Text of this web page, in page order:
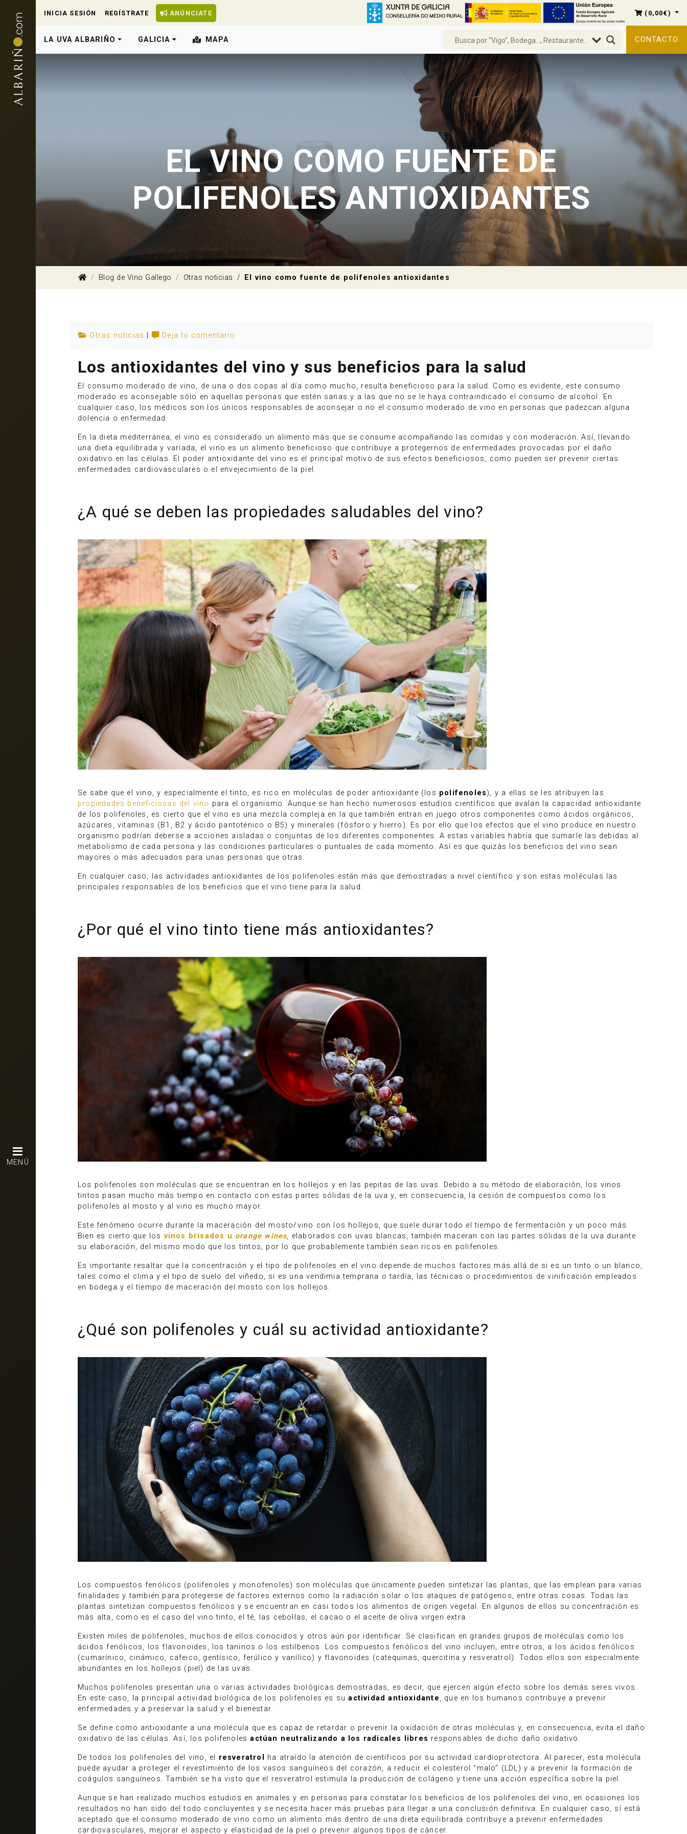
MENÚ
INICIA SESIÓN REGÍSTRATE ANÚNCIATE ( 0,00€ )
LA UVA ALBARIÑO GALICIA MAPA CONTACTO
EL VINO COMO FUENTE DE
POLIFENOLES ANTIOXIDANTES
Blog de Vino Gallego Otras noticias El vino como fuente de polifenoles antioxidantes
Otras noticias Deja tu comentario
Los antioxidantes del vino y sus beneficios para la salud
El consumo moderado de vino, de una o dos copas al día como mucho, resulta beneficioso para la salud. Como es evidente, este consumo
moderado es aconsejable sólo en aquellas personas que estén sanas y a las que no se le haya contraindicado el consumo de alcohol. En
cualquier caso, los médicos son los únicos responsables de aconsejar o no el consumo moderado de vino en personas que padezcan alguna
dolencia o enfermedad.
En la dieta mediterránea, el vino es considerado un alimento más que se consume acompañando las comidas y con moderación. Así, llevando
una dieta equilibrada y variada, el vino es un alimento beneficioso que contribuye a protegernos de enfermedades provocadas por el daño
oxidativo en las células. El poder antioxidante del vino es el principal motivo de sus efectos beneficiosos, como pueden ser prevenir ciertas
enfermedades cardiovasculares o el envejecimiento de la piel.
¿A qué se deben las propiedades saludables del vino?
Se sabe que el vino, y especialmente el tinto, es rico en moléculas de poder antioxidante (los polifenoles), y a ellas se les atribuyen las
propiedades beneficiosas del vino para el organismo. Aunque se han hecho numerosos estudios científicos que avalan la capacidad antioxidante
de los polifenoles, es cierto que el vino es una mezcla compleja en la que también entran en juego otros componentes como ácidos orgánicos,
azúcares, vitaminas (B1, B2 y ácido pantoténico o B5) y minerales (fósforo y hierro). Es por ello que los efectos que el vino produce en nuestro
organismo podrían deberse a acciones aisladas o conjuntas de los diferentes componentes. A estas variables habría que sumarle las debidas al
metabolismo de cada persona y las condiciones particulares o puntuales de cada momento. Así es que quizás los beneficios del vino sean
mayores o más adecuados para unas personas que otras.
En cualquier caso, las actividades antioxidantes de los polifenoles están más que demostradas a nivel científico y son estas moléculas las
principales responsables de los beneficios que el vino tiene para la salud.
¿Por qué el vino tinto tiene más antioxidantes?
Los polifenoles son moléculas que se encuentran en los hollejos y en las pepitas de las uvas. Debido a su método de elaboración, los vinos
tintos pasan mucho más tiempo en contacto con estas partes sólidas de la uva y, en consecuencia, la cesión de compuestos como los
polifenoles al mosto y al vino es mucho mayor.
Este fenómeno ocurre durante la maceración del mosto/vino con los hollejos, que suele durar todo el tiempo de fermentación y un poco más.
Bien es cierto que los vinos brisados u orange wines, elaborados con uvas blancas, también maceran con las partes sólidas de la uva durante
su elaboración, del mismo modo que los tintos, por lo que probablemente también sean ricos en polifenoles.
Es importante resaltar que la concentración y el tipo de polifenoles en el vino depende de muchos factores más allá de si es un tinto o un blanco,
tales como el clima y el tipo de suelo del viñedo, si es una vendimia temprana o tardía, las técnicas o procedimientos de vinificación empleados
en bodega y el tiempo de maceración del mosto con los hollejos.
¿Qué son polifenoles y cuál su actividad antioxidante?
Los compuestos fenólicos (polifenoles y monofenoles) son moléculas que únicamente pueden sintetizar las plantas, que las emplean para varias
finalidades y también para protegerse de factores externos como la radiación solar o los ataques de patógenos, entre otras cosas. Todas las
plantas sintetizan compuestos fenólicos y se encuentran en casi todos los alimentos de origen vegetal. En algunos de ellos su concentración es
más alta, como es el caso del vino tinto, el té, las cebollas, el cacao o el aceite de oliva virgen extra.
Existen miles de polifenoles, muchos de ellos conocidos y otros aún por identificar. Se clasifican en grandes grupos de moléculas como los
ácidos fenólicos, los flavonoides, los taninos o los estilbenos. Los compuestos fenólicos del vino incluyen, entre otros, a los ácidos fenólicos
(cumarínico, cinámico, cafeico, gentísico, ferúlico y vanílico) y flavonoides (catequinas, quercitina y resveratrol). Todos ellos son especialmente
abundantes en los hollejos (piel) de las uvas.
Muchos polifenoles presentan una o varias actividades biológicas demostradas, es decir, que ejercen algún efecto sobre los demás seres vivos.
En este caso, la principal actividad biológica de los polifenoles es suactividad antioxidante, que en los humanos contribuye a prevenir
enfermedades y a preservar la salud y el bienestar.
Se define como antioxidante a una molécula que es capaz de retardar o prevenir la oxidación de otras moléculas y, en consecuencia, evita el daño
oxidativo de las células. Así, los polifenolesactúan neutralizando a los radicales libres responsables de dicho daño oxidativo.
De todos los polifenoles del vino, el resveratrol
ha atraído la atención de científicos por su actividad cardioprotectora. Al parecer, esta molécula
puede ayudar a proteger el revestimiento de los vasos sanguíneos del corazón, a reducir el colesterol “malo” (LDL) y a prevenir la formación de
coágulos sanguíneos. También se ha visto que el resveratrol estimula la producción de colágeno y tiene una acción específica sobre la piel.
Aunque se han realizado muchos estudios en animales y en personas para constatar los beneficios de los polifenoles del vino, en ocasiones los
resultados no han sido del todo concluyentes y se necesita hacer más pruebas para llegar a una conclusión definitiva. En cualquier caso, sí está
aceptado que el consumo moderado de vino como un alimento más dentro de una dieta equilibrada contribuye a prevenir enfermedades
cardiovasculares, mejorar el aspecto y elasticidad de la piel o prevenir algunos tipos de cáncer.